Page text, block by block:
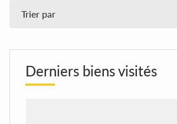
Derniers biens visités